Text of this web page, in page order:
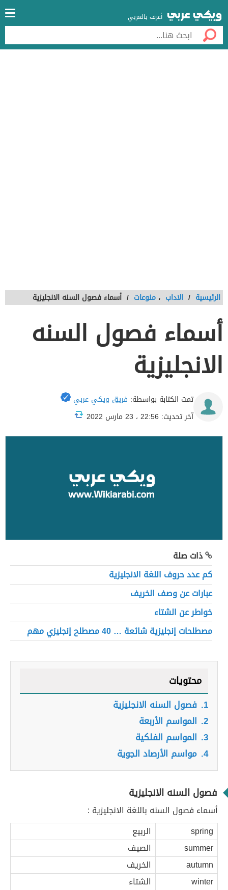
أعرف بالعربي
الرئيسية / الاداب ، منوعات / أسماء فصول السنه الانجليزية
أسماء فصول السنه
الانجليزية
تمت الكتابة بواسطة: فريق ويكي عربي
آخر تحديث: 22:56 ، 23 مارس 2022
ذات صلة
كم عدد حروف اللغة الانجليزية
عبارات عن وصف الخريف
خواطر عن الشتاء
مصطلحات إنجليزية شائعة … 40 مصطلح إنجليزي مهم
محتويات
1. فصول السنه الانجليزية
2. المواسم الأربعة
3. المواسم الفلكية
4. مواسم الأرصاد الجوية
فصول السنه الانجليزية
أسماء فصول السنه باللغة الانجليزية :
spring
الربيع
summer
الصيف
autumn
الخريف
winter
الشتاء